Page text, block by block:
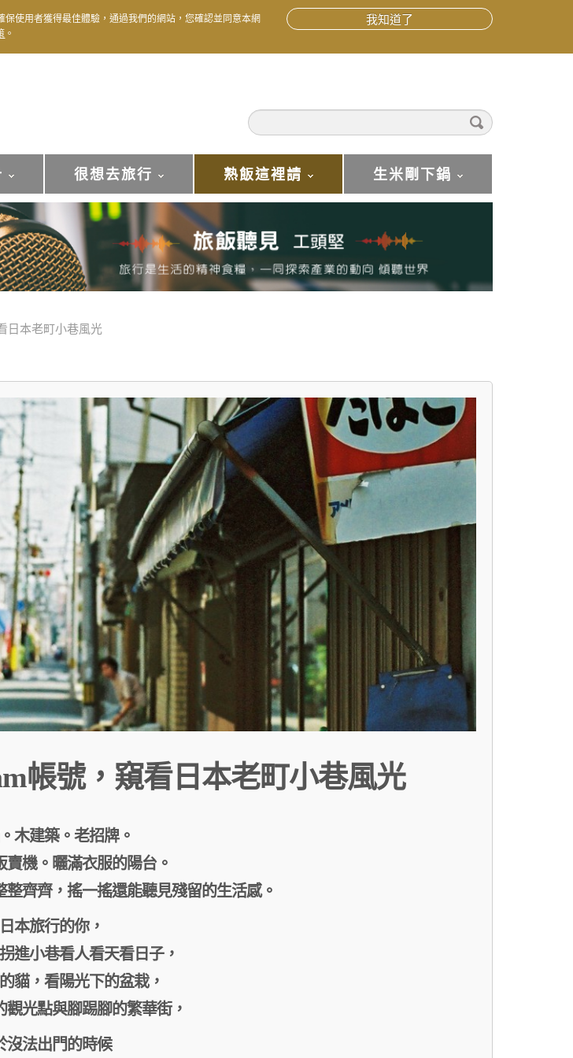
很想去旅行 熟飯這裡請 生米剛下鍋
日本老町小巷風光
帳號，窺看日本老町小巷風光
木建築。老招牌。
賣機。曬滿衣服的陽台。
齊齊，搖一搖還能聽見殘留的生活感。
本旅行的你，
進小巷看人看天看日子，
貓，看陽光下的盆栽，
觀光點與腳踢腳的繁華街，
沒法出門的時候
保使用者獲得最佳體驗，通過我們的網站，您確認並同意本網
。
我知道了